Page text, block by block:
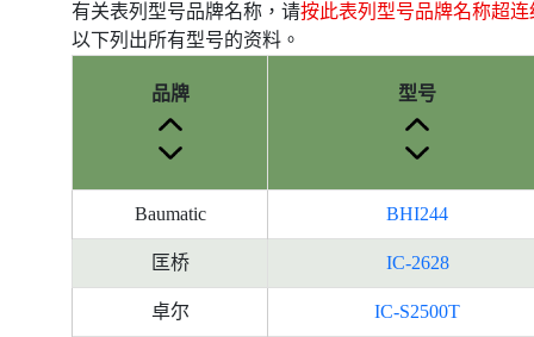
有关表列型号品牌名称，请按此表列型号品牌名称超连
以下列出所有型号的资料。
品牌 型号
Baumatic BHI244
匡桥 IC-2628
卓尔 IC-S2500T